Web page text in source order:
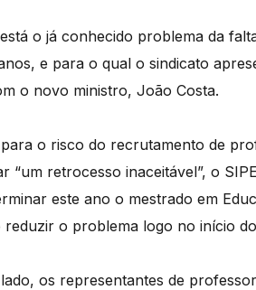
o já conhecido problema da
e para o qual o sindicato
o novo ministro, João Costa.
o risco do recrutamento de
“um retrocesso inaceitável”, o
este ano o mestrado em
reduzir o problema logo no início
os representantes de